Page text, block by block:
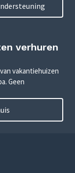
verhuren
vakantiehuizen
Geen